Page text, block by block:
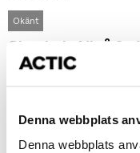
Denna webbplats
Denna webbplats
Okänt
Simskola Nivå 2 -
Start: Måndag 2026-